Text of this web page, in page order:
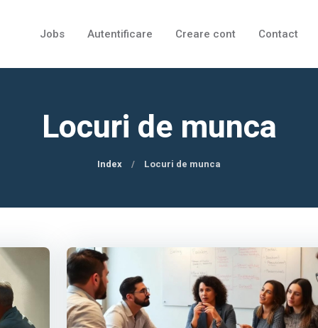
Jobs Autentificare Creare cont Contact
Locuri de munca
Index Locuri de munca